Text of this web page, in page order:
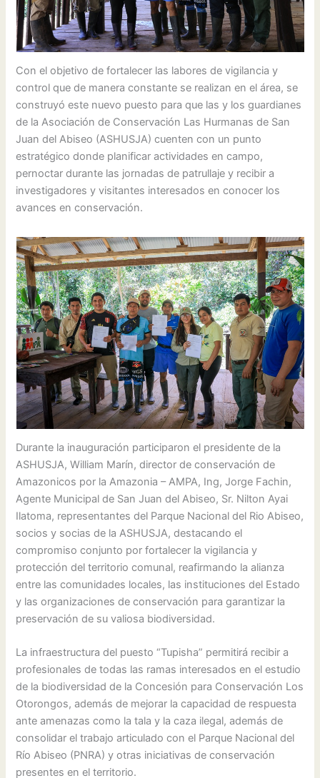
Con el objetivo de fortalecer las labores de vigilancia y
control que de manera constante se realizan en el área, se
construyó este nuevo puesto para que las y los guardianes
de la Asociación de Conservación Las Hurmanas de San
Juan del Abiseo (ASHUSJA) cuenten con un punto
estratégico donde planificar actividades en campo,
pernoctar durante las jornadas de patrullaje y recibir a
investigadores y visitantes interesados en conocer los
avances en conservación.
Durante la inauguración participaron el presidente de la
ASHUSJA, William Marín, director de conservación de
Amazonicos por la Amazonia – AMPA, Ing, Jorge Fachin,
Agente Municipal de San Juan del Abiseo, Sr. Nilton Ayai
Ilatoma, representantes del Parque Nacional del Rio Abiseo,
socios y socias de la ASHUSJA, destacando el
compromiso conjunto por fortalecer la vigilancia y
protección del territorio comunal, reafirmando la alianza
entre las comunidades locales, las instituciones del Estado
y las organizaciones de conservación para garantizar la
preservación de su valiosa biodiversidad.
La infraestructura del puesto “Tupisha” permitirá recibir a
profesionales de todas las ramas interesados en el estudio
de la biodiversidad de la Concesión para Conservación Los
Otorongos, además de mejorar la capacidad de respuesta
ante amenazas como la tala y la caza ilegal, además de
consolidar el trabajo articulado con el Parque Nacional del
Río Abiseo (PNRA) y otras iniciativas de conservación
presentes en el territorio.